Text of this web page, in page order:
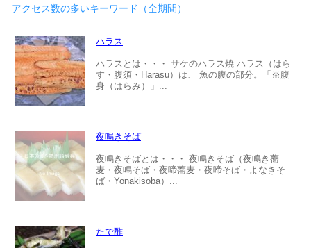
アクセス数の多いキーワード（全期間）
ハラス
ハラスとは・・・ サケのハラス焼 ハラス（はら
す・腹須・Harasu）は、 魚の腹の部分。「※腹
身（はらみ）」...
夜鳴きそば
夜鳴きそばとは・・・ 夜鳴きそば（夜鳴き蕎
麦・夜鳴そば・夜啼蕎麦・夜啼そば・よなきそ
ば・Yonakisoba）...
たで酢